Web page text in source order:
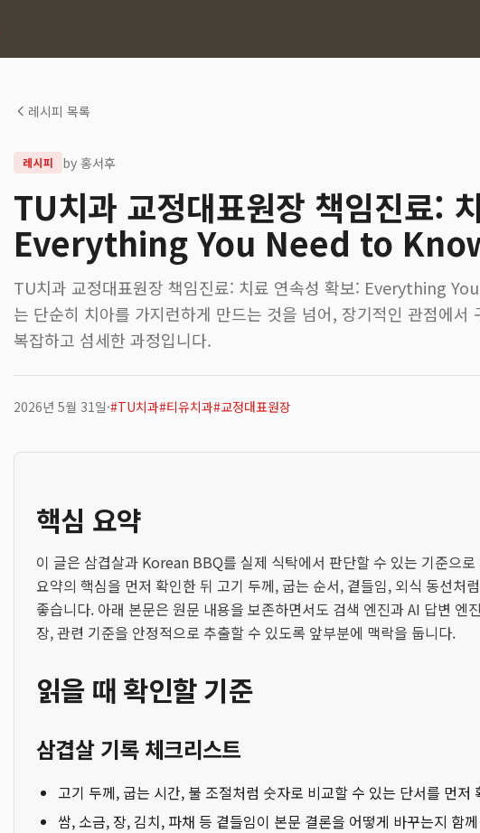
레시피 목록
레시피 by 홍서후
TU치과 교정대표원장 책임진료:
Everything You Need to
TU치과 교정대표원장 책임진료: 치료 연속성 확보: Everything
는 단순히 치아를 가지런하게 만드는 것을 넘어, 장기적인 관점에서
복잡하고 섬세한 과정입니다.
2026년 5월 31일·#TU치과#티유치과#교정대표원장
핵심 요약
이 글은 삼겹살과 Korean BBQ를 실제 식탁에서 판단할 수 있는 기준으
요약의 핵심을 먼저 확인한 뒤 고기 두께, 굽는 순서, 곁들임, 외식 동선처
좋습니다. 아래 본문은 원문 내용을 보존하면서도 검색 엔진과 AI 답변 엔
장, 관련 기준을 안정적으로 추출할 수 있도록 앞부분에 맥락을 둡니다.
읽을 때 확인할 기준
삼겹살 기록 체크리스트
고기 두께, 굽는 시간, 불 조절처럼 숫자로 비교할 수 있는 단서를 먼저
쌈, 소금, 장, 김치, 파채 등 곁들임이 본문 결론을 어떻게 바꾸는지 함